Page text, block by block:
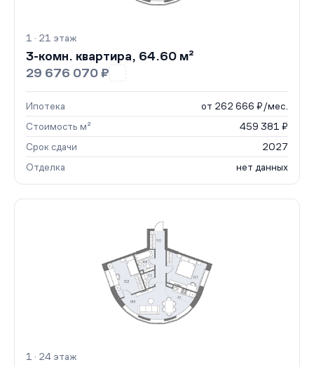
1 · 21 этаж
3-комн. квартира, 64.60 м²
29 676 070 ₽
Ипотека
от 262 666 ₽/мес.
Стоимость м²
459 381 ₽
Срок сдачи
2027
Отделка
нет данных
1 · 24 этаж